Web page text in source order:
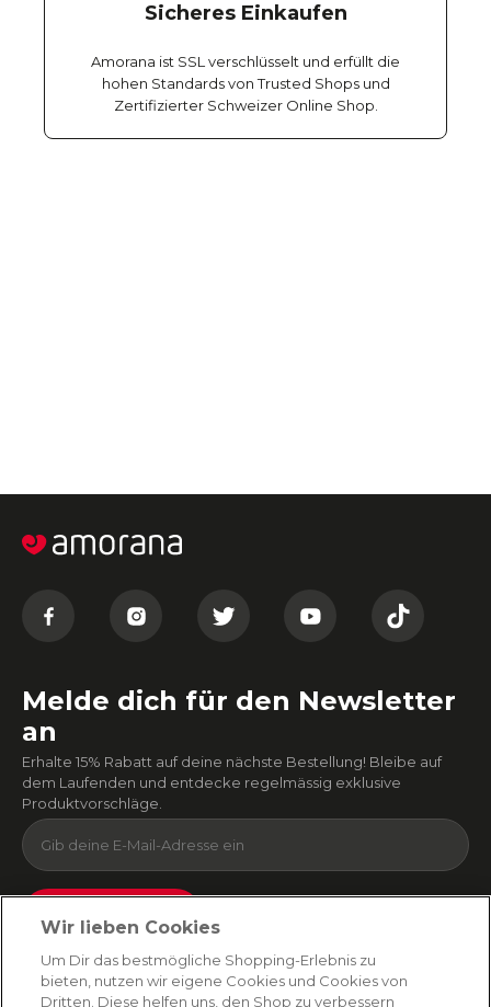
Sicheres Einkaufen
Amorana ist SSL verschlüsselt und erfüllt die
hohen Standards von Trusted Shops und
Zertifizierter Schweizer Online Shop.
Melde dich für den Newsletter
an
Erhalte 15% Rabatt auf deine nächste Bestellung! Bleibe auf
dem Laufenden und entdecke regelmässig exklusive
Produktvorschläge.
Absenden
Du kannst dich jederzeit von unserem Newsletter abmelden. Indem du fortfährst, stimmst
du unseren E-Mail-Bedingungenund Datenschutzbestimmungen zu
Wir lieben Cookies
Um Dir das bestmögliche Shopping-Erlebnis zu
bieten, nutzen wir eigene Cookies und Cookies von
Dritten. Diese helfen uns, den Shop zu verbessern